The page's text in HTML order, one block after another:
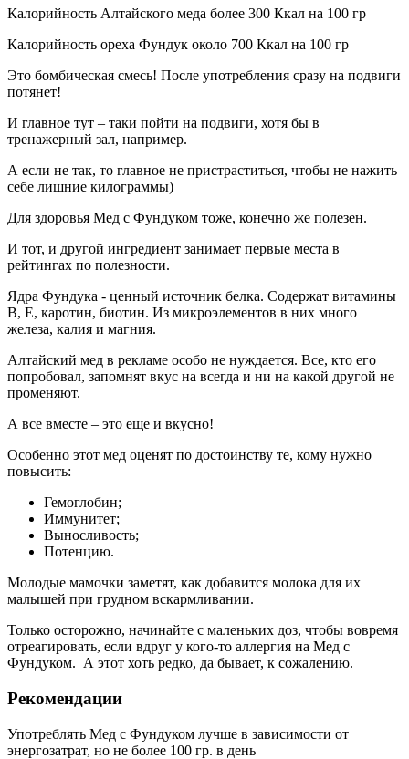
Калорийность Алтайского меда более 300 Ккал на 100 гр
Калорийность ореха Фундук около 700 Ккал на 100 гр
Это бомбическая смесь! После употребления сразу на подвиги
потянет!
И главное тут – таки пойти на подвиги, хотя бы в
тренажерный зал, например.
А если не так, то главное не пристраститься, чтобы не нажить
себе лишние килограммы)
Для здоровья Мед с Фундуком тоже, конечно же полезен.
И тот, и другой ингредиент занимает первые места в
рейтингах по полезности.
Ядра Фундука - ценный источник белка. Содержат витамины
В, Е, каротин, биотин. Из микроэлементов в них много
железа, калия и магния.
Алтайский мед в рекламе особо не нуждается. Все, кто его
попробовал, запомнят вкус на всегда и ни на какой другой не
променяют.
А все вместе – это еще и вкусно!
Особенно этот мед оценят по достоинству те, кому нужно
повысить:
Гемоглобин;
Иммунитет;
Выносливость;
Потенцию.
Молодые мамочки заметят, как добавится молока для их
малышей при грудном вскармливании.
Только осторожно, начинайте с маленьких доз, чтобы вовремя
отреагировать, если вдруг у кого-то аллергия на Мед с
Фундуком. А этот хоть редко, да бывает, к сожалению.
Рекомендации
Употреблять Мед с Фундуком лучше в зависимости от
энергозатрат, но не более 100 гр. в день